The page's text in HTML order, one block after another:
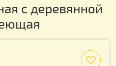
с деревянной